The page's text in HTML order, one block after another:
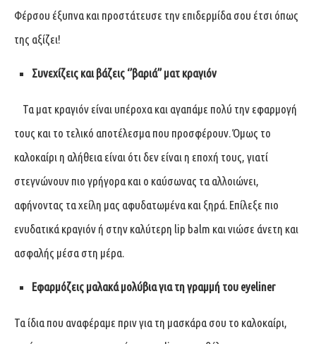
Φέρσου έξυπνα και προστάτευσε την επιδερμίδα σου έτσι όπως
της αξίζει!
Συνεχίζεις και βάζεις ‘’βαριά’’ ματ κραγιόν
Τα ματ κραγιόν είναι υπέροχα και αγαπάμε πολύ την εφαρμογή
τους και το τελικό αποτέλεσμα που προσφέρουν. Όμως το
καλοκαίρι η αλήθεια είναι ότι δεν είναι η εποχή τους, γιατί
στεγνώνουν πιο γρήγορα και ο καύσωνας τα αλλοιώνει,
αφήνοντας τα χείλη μας αφυδατωμένα και ξηρά. Επίλεξε πιο
ενυδατικά κραγιόν ή στην καλύτερη lip balm και νιώσε άνετη και
ασφαλής μέσα στη μέρα.
Εφαρμόζεις μαλακά μολύβια για τη γραμμή του eyeliner
Τα ίδια που αναφέραμε πριν για τη μασκάρα σου το καλοκαίρι,